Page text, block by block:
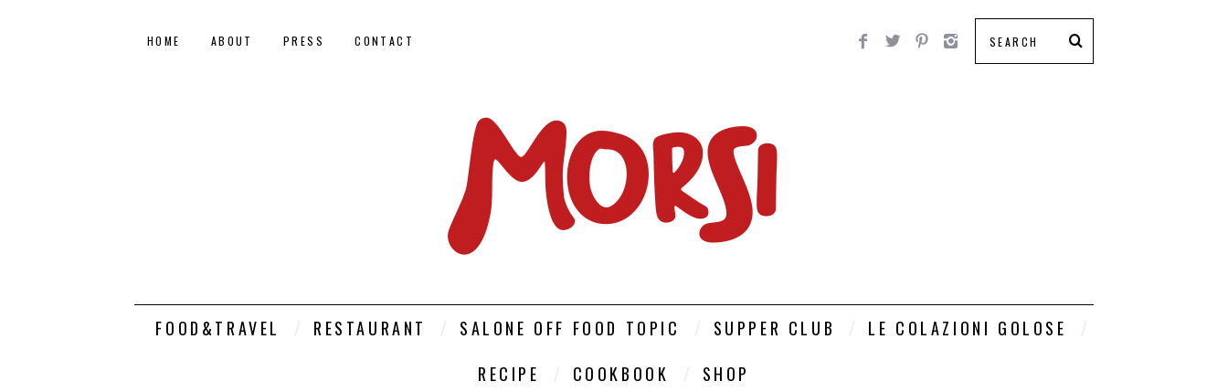
HOME ABOUT PRESS CONTACT
FOOD&TRAVEL RESTAURANT SALONE OFF FOOD TOPIC SUPPER CLUB
LE COLAZIONI GOLOSE
RECIPE
COOKBOOK SHOP